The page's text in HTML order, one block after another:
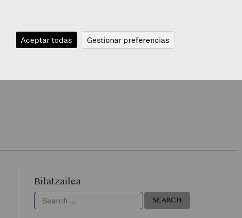
BIDEA JANGELA BLOGA BERRIAK
Bilatzailea
Aceptar todas Gestionar preferencias